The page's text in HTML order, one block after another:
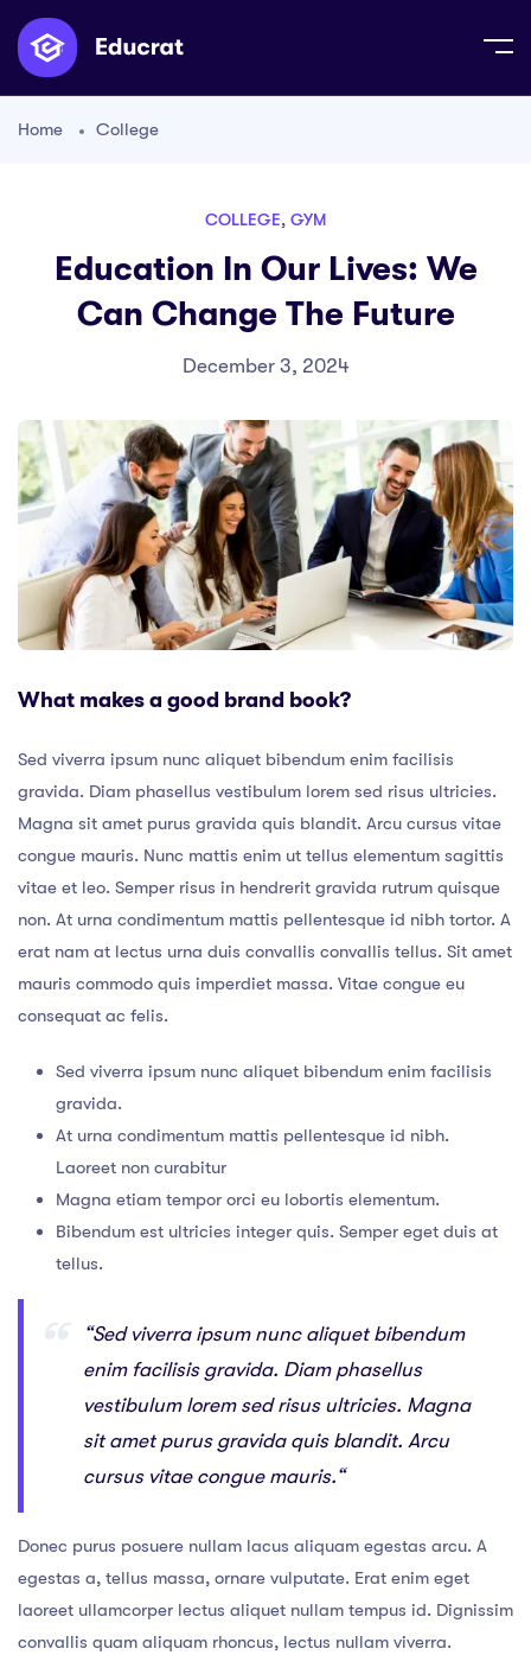
Home College
COLLEGE, GYM
Education In Our Lives: We
Can Change The Future
December 3, 2024
What makes a good brand book?
Sed viverra ipsum nunc aliquet bibendum enim facilisis
gravida. Diam phasellus vestibulum lorem sed risus ultricies.
Magna sit amet purus gravida quis blandit. Arcu cursus vitae
congue mauris. Nunc mattis enim ut tellus elementum sagittis
vitae et leo. Semper risus in hendrerit gravida rutrum quisque
non. At urna condimentum mattis pellentesque id nibh tortor. A
erat nam at lectus urna duis convallis convallis tellus. Sit amet
mauris commodo quis imperdiet massa. Vitae congue eu
consequat ac felis.
Sed viverra ipsum nunc aliquet bibendum enim facilisis
gravida.
At urna condimentum mattis pellentesque id nibh.
Laoreet non curabitur
Magna etiam tempor orci eu lobortis elementum.
Bibendum est ultricies integer quis. Semper eget duis at
tellus.
“Sed viverra ipsum nunc aliquet bibendum
enim facilisis gravida. Diam phasellus
vestibulum lorem sed risus ultricies. Magna
sit amet purus gravida quis blandit. Arcu
cursus vitae congue mauris.“
Donec purus posuere nullam lacus aliquam egestas arcu. A
egestas a, tellus massa, ornare vulputate. Erat enim eget
laoreet ullamcorper lectus aliquet nullam tempus id. Dignissim
convallis quam aliquam rhoncus, lectus nullam viverra.